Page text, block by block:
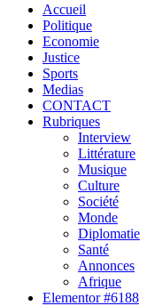
Accueil
Politique
Economie
Justice
Sports
Medias
CONTACT
Rubriques
Interview
Littérature
Musique
Culture
Société
Monde
Diplomatie
Santé
Annonces
Afrique
Elementor #6188